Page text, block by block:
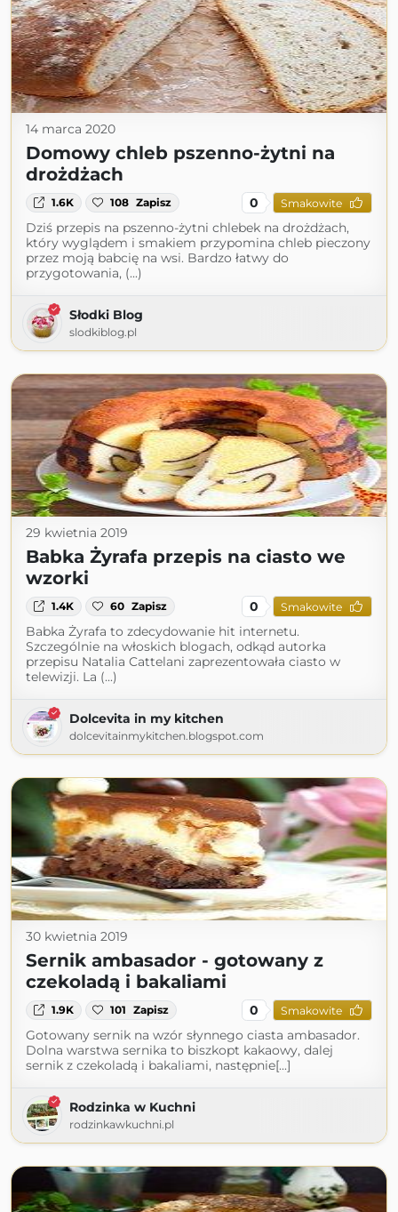
14 marca 2020
Domowy chleb pszenno-żytni na
drożdżach
1.6K 108 Zapisz 0 Smakowite
Dziś przepis na pszenno-żytni chlebek na drożdżach,
który wyglądem i smakiem przypomina chleb pieczony
przez moją babcię na wsi. Bardzo łatwy do
przygotowania, (...)
Słodki Blog
slodkiblog.pl
29 kwietnia 2019
Babka Żyrafa przepis na ciasto we
wzorki
1.4K 60 Zapisz 0 Smakowite
Babka Żyrafa to zdecydowanie hit internetu.
Szczególnie na włoskich blogach, odkąd autorka
przepisu Natalia Cattelani zaprezentowała ciasto w
telewizji. La (...)
Dolcevita in my kitchen
dolcevitainmykitchen.blogspot.com
30 kwietnia 2019
Sernik ambasador - gotowany z
czekoladą i bakaliami
1.9K 101 Zapisz 0 Smakowite
Gotowany sernik na wzór słynnego ciasta ambasador.
Dolna warstwa sernika to biszkopt kakaowy, dalej
sernik z czekoladą i bakaliami, następnie[...]
Rodzinka w Kuchni
rodzinkawkuchni.pl